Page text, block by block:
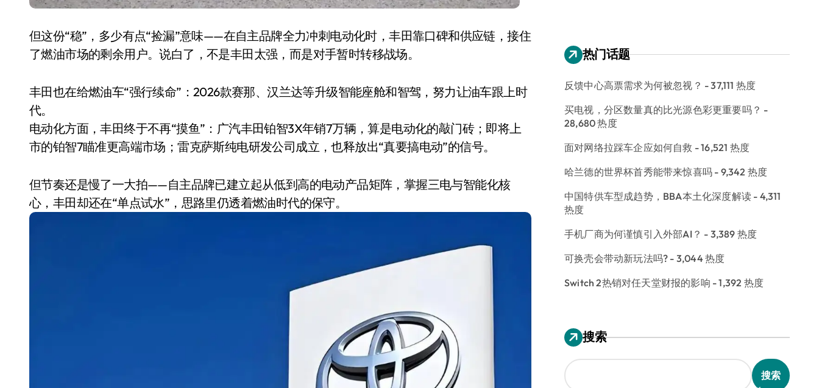
但这份“稳”，多少有点“捡漏”意味——在自主品牌全力冲刺电动化时，丰田靠口碑和供应链，接住
了燃油市场的剩余用户。说白了，不是丰田太强，而是对手暂时转移战场。
丰田也在给燃油车“强行续命”：2026款赛那、汉兰达等升级智能座舱和智驾，努力让油车跟上时
代。
电动化方面，丰田终于不再“摸鱼”：广汽丰田铂智3X年销7万辆，算是电动化的敲门砖；即将上
市的铂智7瞄准更高端市场；雷克萨斯纯电研发公司成立，也释放出“真要搞电动”的信号。
但节奏还是慢了一大拍——自主品牌已建立起从低到高的电动产品矩阵，掌握三电与智能化核
心，丰田却还在“单点试水”，思路里仍透着燃油时代的保守。
热门话题
反馈中心高票需求为何被忽视？ - 37,111 热度
买电视，分区数量真的比光源色彩更重要吗？ -
28,680 热度
面对网络拉踩车企应如何自救 - 16,521 热度
哈兰德的世界杯首秀能带来惊喜吗 - 9,342 热度
中国特供车型成趋势，BBA本土化深度解读 - 4,311
热度
手机厂商为何谨慎引入外部AI？ - 3,389 热度
可换壳会带动新玩法吗? - 3,044 热度
Switch 2热销对任天堂财报的影响 - 1,392 热度
搜索
搜索